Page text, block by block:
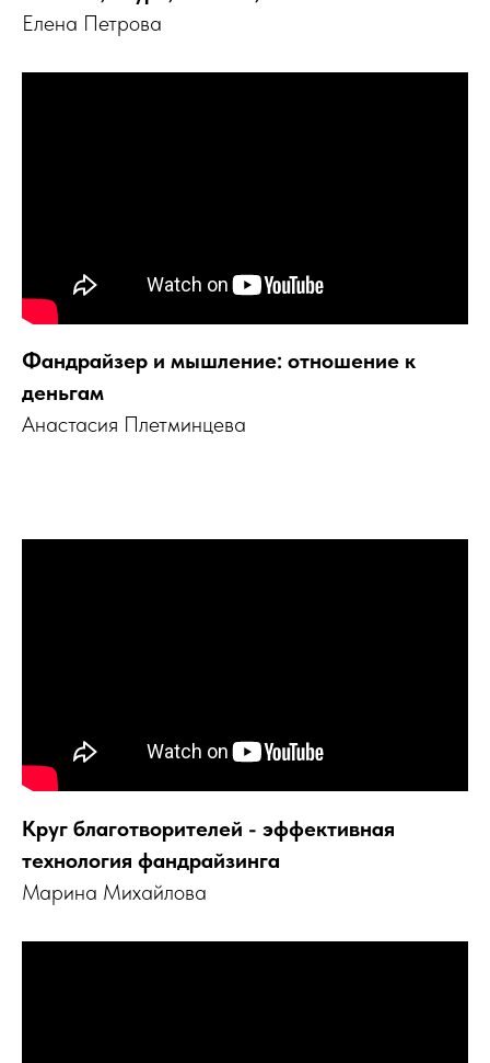
Елена Петрова
Фандрайзер и мышление: отношение к
деньгам
Анастасия Плетминцева
Круг благотворителей - эффективная
технология фандрайзинга
Марина Михайлова